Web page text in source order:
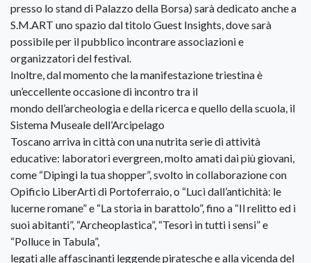
presso lo stand di Palazzo della Borsa) sarà dedicato anche a
S.M.ART uno spazio dal titolo Guest Insights, dove sarà
possibile per il pubblico incontrare associazioni e
organizzatori del festival.
Inoltre, dal momento che la manifestazione triestina è
un’eccellente occasione di incontro tra il
mondo dell’archeologia e della ricerca e quello della scuola, il
Sistema Museale dell’Arcipelago
Toscano arriva in città con una nutrita serie di attività
educative: laboratori evergreen, molto amati dai più giovani,
come “Dipingi la tua shopper”, svolto in collaborazione con
Opificio LiberArti di Portoferraio, o “Luci dall’antichità: le
lucerne romane” e “La storia in barattolo”, fino a “Il relitto ed i
suoi abitanti”, “Archeoplastica”, “Tesori in tutti i sensi” e
“Polluce in Tabula”,
legati alle affascinanti leggende piratesche e alla vicenda del